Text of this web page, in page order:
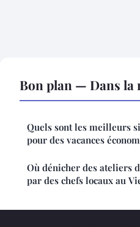
Bon plan — Dans la
Quels sont les meilleurs
pour des vacances
Où dénicher des ateliers
par des chefs locaux au